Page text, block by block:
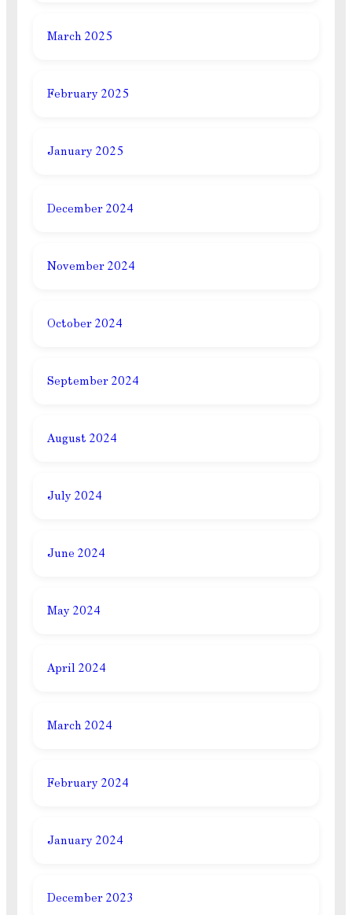
March 2025
February 2025
January 2025
December 2024
November 2024
October 2024
September 2024
August 2024
July 2024
June 2024
May 2024
April 2024
March 2024
February 2024
January 2024
December 2023